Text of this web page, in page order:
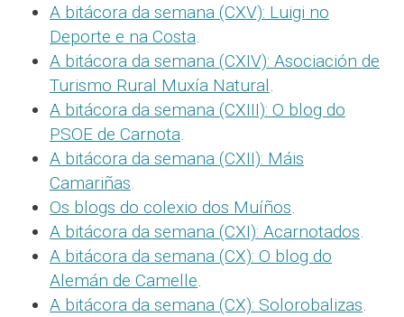
A bitácora da semana (CXV): Luigi no
Deporte e na Costa.
A bitácora da semana (CXIV): Asociación de
Turismo Rural Muxía Natural.
A bitácora da semana (CXIII): O blog do
PSOE de Carnota.
A bitácora da semana (CXII): Máis
Camariñas.
Os blogs do colexio dos Muíños.
A bitácora da semana (CXI): Acarnotados.
A bitácora da semana (CX): O blog do
Alemán de Camelle.
A bitácora da semana (CX): Solorobalizas.